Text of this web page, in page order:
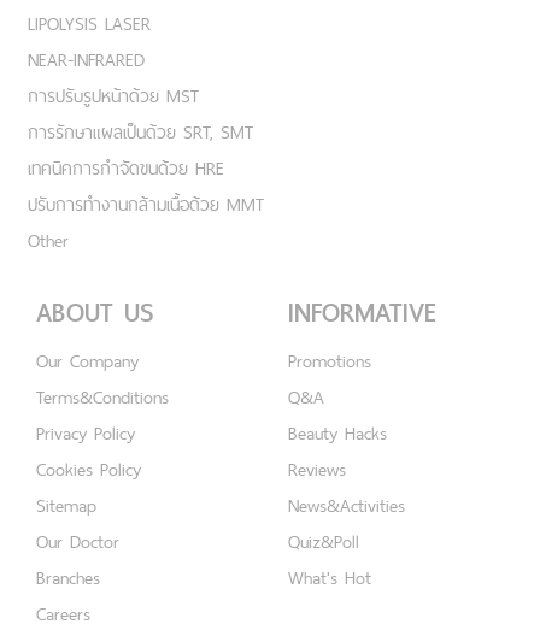
LIPOLYSIS LASER
NEAR-INFRARED
การปรับรูปหน้าด้วย MST
การรักษาแผลเป็นด้วย SRT, SMT
เทคนิคการกำจัดขนด้วย HRE
ปรับการทำงานกล้ามเนื้อด้วย MMT
Other
ABOUT US
Our Company
Terms&Conditions
Privacy Policy
Cookies Policy
Sitemap
Our Doctor
Branches
Careers
INFORMATIVE
Promotions
Q&A
Beauty Hacks
Reviews
News&Activities
Quiz&Poll
What's Hot